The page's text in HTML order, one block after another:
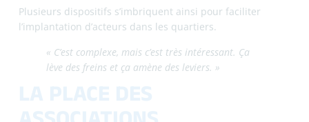
« En politique de la ville, il y a un axe très fort,
c’est celui de la participation des habitants. Pour
moi, ça devrait être développé dans toutes les
politiques publiques. C’est un incontournable de
la politique de la ville : on ne fait pas de politique